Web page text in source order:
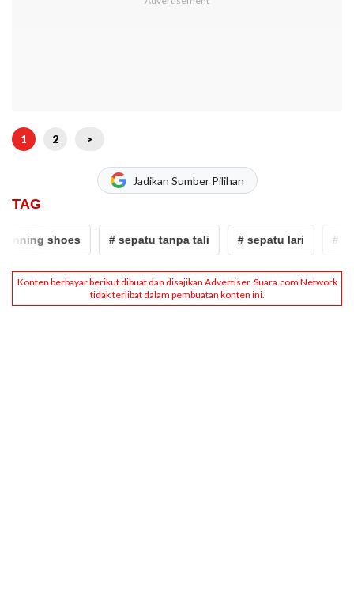
1 2 >
Jadikan Sumber Pilihan
TAG
shoes # sepatu tanpa tali # sepatu lari #